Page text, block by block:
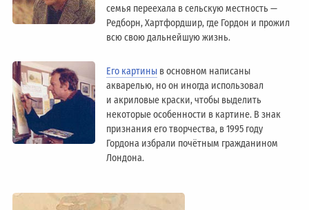
семья переехала в сельскую местность —
Редборн, Хартфордшир, где Гордон и прожил
всю свою дальнейшую жизнь.
Его картины в основном написаны
акварелью, но он иногда использовал
и акриловые краски, чтобы выделить
некоторые особенности в картине. В знак
признания его творчества, в 1995 году
Гордона избрали почётным гражданином
Лондонa.